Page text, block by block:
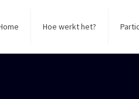
Hoe werkt het?